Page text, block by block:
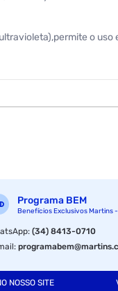
o
Programa BEM
Benefícios Exclusivos Martins
:(34) 8413-0710
:
NOSSO SITE